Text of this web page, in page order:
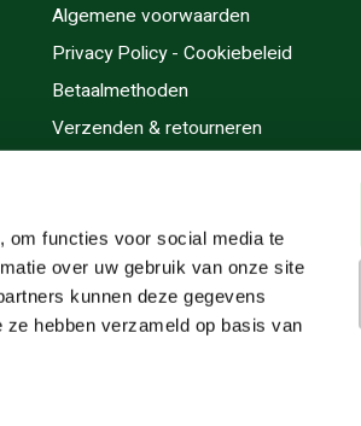
om functies voor social media te
over uw gebruik van onze site
kunnen deze gegevens
hebben verzameld op basis van
Algemene voorwaarden
Privacy Policy - Cookiebeleid
Betaalmethoden
Verzenden & retourneren
Cadeaubonnen
Inlijsten
Servicegebieden